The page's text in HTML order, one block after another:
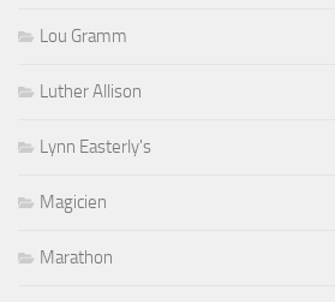
Lou Gramm
Luther Allison
Lynn Easterly's
Magicien
Marathon